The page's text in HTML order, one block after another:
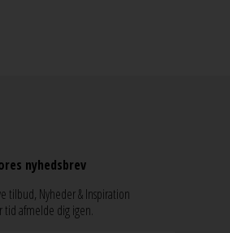
nyhedsbrev
tilbud, Nyheder & Inspiration
tid afmelde dig igen.